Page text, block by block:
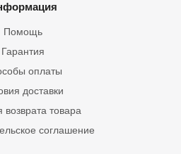
Помощь
Гарантия
оплаты
доставки
возврата товара
соглашение